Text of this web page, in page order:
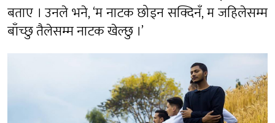
बताए । उनले भने, ‘म नाटक छोड्न सक्दिनँ, म जहिलेसम्म
बाँच्छु तैलेसम्म नाटक खेल्छु ।’